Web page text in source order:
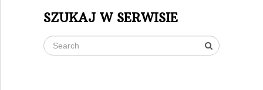
SZUKAJ W SERWISIE